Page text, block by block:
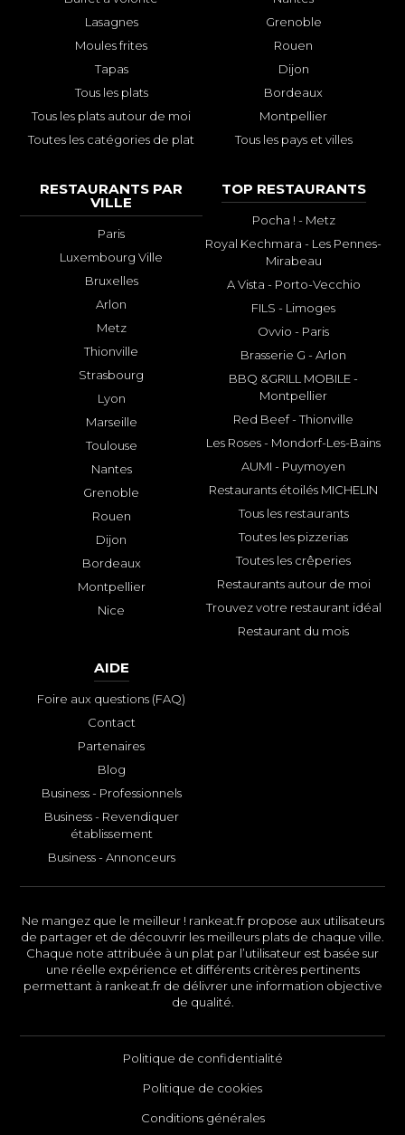
Lasagnes
Moules frites
Tapas
Tous les plats
Tous les plats autour de moi
Toutes les catégories de plat
Grenoble
Rouen
Dijon
Bordeaux
Montpellier
Tous les pays et villes
RESTAURANTS PAR
VILLE
Paris
Luxembourg Ville
Bruxelles
Arlon
Metz
Thionville
Strasbourg
Lyon
Marseille
Toulouse
Nantes
Grenoble
Rouen
Dijon
Bordeaux
Montpellier
Nice
TOP RESTAURANTS
Pocha ! - Metz
Royal Kechmara - Les Pennes-
Mirabeau
A Vista - Porto-Vecchio
FILS - Limoges
Ovvio - Paris
Brasserie G - Arlon
BBQ &GRILL MOBILE -
Montpellier
Red Beef - Thionville
Les Roses - Mondorf-Les-Bains
AUMI - Puymoyen
Restaurants étoilés MICHELIN
Tous les restaurants
Toutes les pizzerias
Toutes les crêperies
Restaurants autour de moi
Trouvez votre restaurant idéal
Restaurant du mois
AIDE
Foire aux questions (FAQ)
Contact
Partenaires
Blog
Business - Professionnels
Business - Revendiquer
établissement
Business - Annonceurs
Ne mangez que le meilleur ! rankeat.fr propose aux utilisateurs
de partager et de découvrir les meilleurs plats de chaque ville.
Chaque note attribuée à un plat par l’utilisateur est basée sur
une réelle expérience et différents critères pertinents
permettant à rankeat.fr de délivrer une information objective
de qualité.
Politique de confidentialité
Politique de cookies
Conditions générales